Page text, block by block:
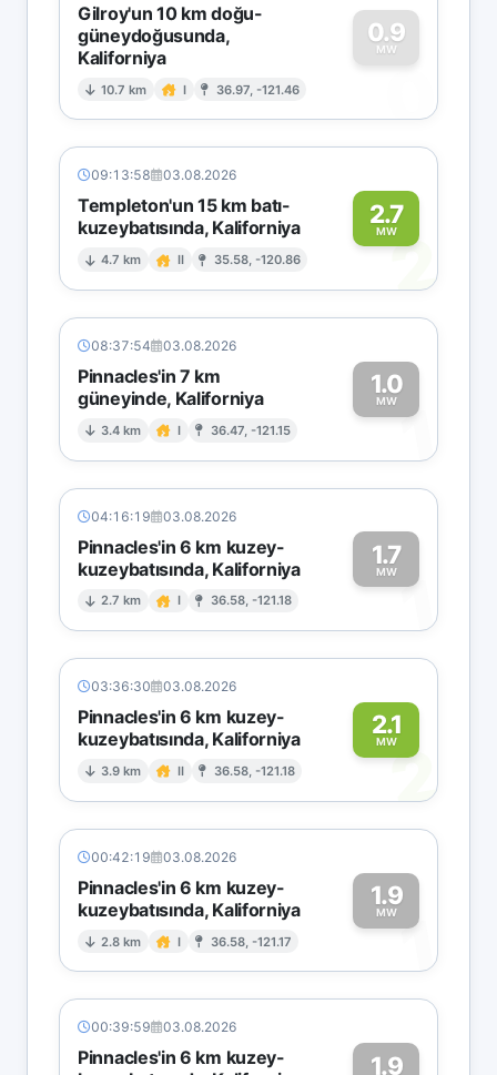
Gilroy'un 10 km doğu-
güneydoğusunda,
Kaliforniya
10.7 km I 36.97, -121.46
0.9
MW
0
09:13:58 03.08.2026
Templeton'un 15 km batı-
kuzeybatısında, Kaliforniya
4.7 km II 35.58, -120.86
2.7
MW2
08:37:54 03.08.2026
Pinnacles'in 7 km
güneyinde, Kaliforniya
3.4 km I 36.47, -121.15
1.0
MW1
04:16:19 03.08.2026
Pinnacles'in 6 km kuzey-
kuzeybatısında, Kaliforniya
2.7 km I 36.58, -121.18
1.7
MW1
03:36:30 03.08.2026
Pinnacles'in 6 km kuzey-
kuzeybatısında, Kaliforniya
3.9 km II 36.58, -121.18
2.1
MW
2
00:42:19 03.08.2026
Pinnacles'in 6 km kuzey-
kuzeybatısında, Kaliforniya
2.8 km I 36.58, -121.17
1.9
MW1
00:39:59 03.08.2026
Pinnacles'in 6 km kuzey-
1.9